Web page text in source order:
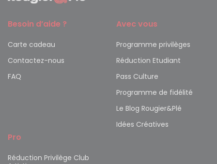
Besoin d’aide ?
Carte cadeau
Contactez-nous
FAQ
Avec vous
Programme privilèges
Réduction Etudiant
Pass Culture
Programme de fidélité
Le Blog Rougier&Plé
Idées Créatives
Pro
Réduction Privilège Club